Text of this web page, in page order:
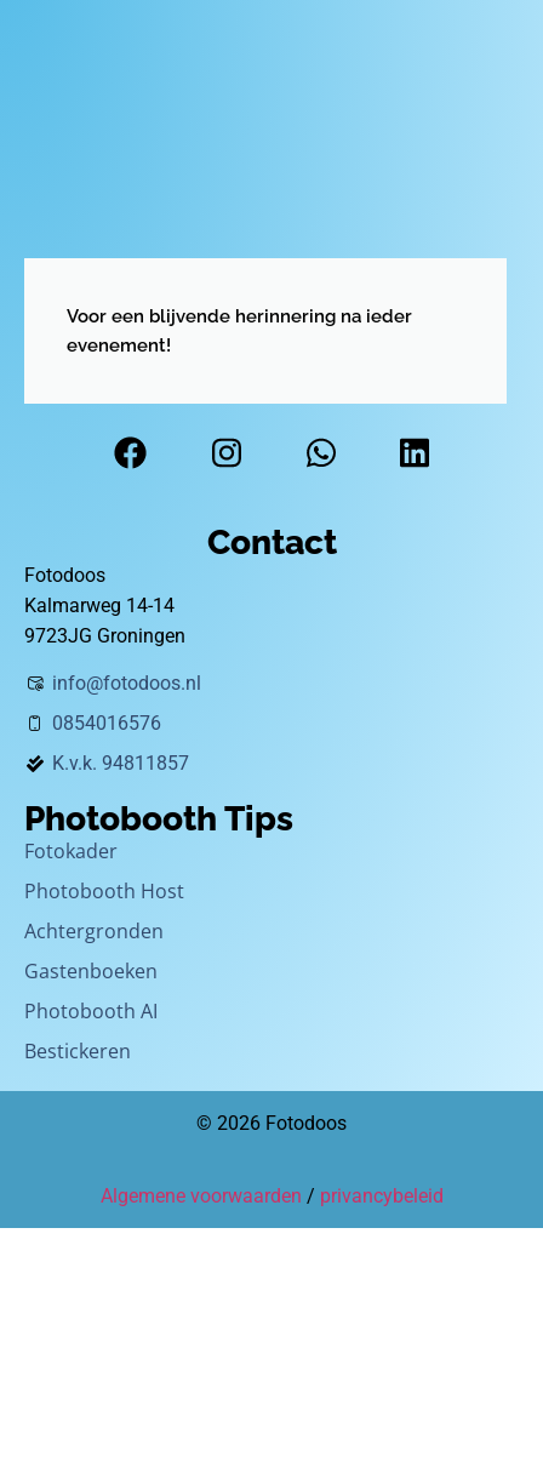
Voor een blijvende herinnering na ieder
evenement!
Contact
Fotodoos
Kalmarweg 14-14
9723JG Groningen
info@fotodoos.nl
0854016576
K.v.k. 94811857
Photobooth Tips
Fotokader
Photobooth Host
Achtergronden
Gastenboeken
Photobooth AI
Bestickeren
© 2026 Fotodoos
Algemene voorwaarden / privancybeleid